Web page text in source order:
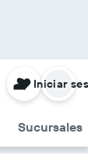
Sucursales
Iniciar